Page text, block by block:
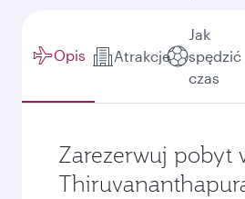
Opis Atrakcje
Jak
spędzić
czas
Zarezerwuj pobyt